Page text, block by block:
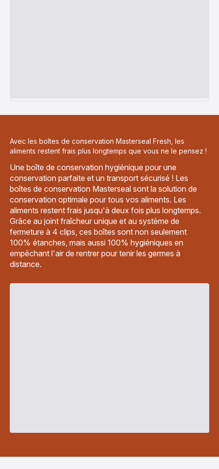
Avec les boîtes de conservation Masterseal Fresh, les
aliments restent frais plus longtemps que vous ne le pensez !
Une boîte de conservation hygiénique pour une
conservation parfaite et un transport sécurisé ! Les
boîtes de conservation Masterseal sont la solution de
conservation optimale pour tous vos aliments. Les
aliments restent frais jusqu'à deux fois plus longtemps.
Grâce au joint fraîcheur unique et au système de
fermeture à 4 clips, ces boîtes sont non seulement
100% étanches, mais aussi 100% hygiéniques en
empêchant l'air de rentrer pour tenir les germes à
distance.